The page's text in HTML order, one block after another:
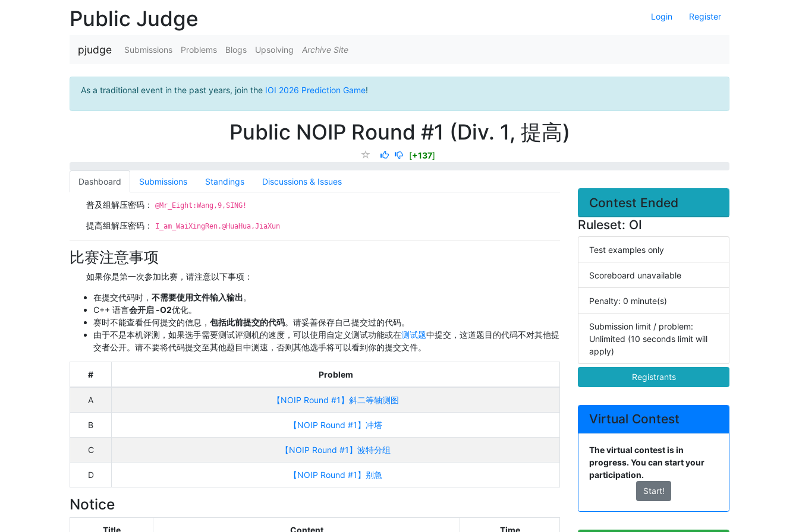
Login Register
Public Judge
pjudge Submissions Problems Blogs Upsolving Archive Site
As a traditional event in the past years, join the IOI 2026 Prediction Game!
Public NOIP Round #1 (Div. 1, 提高)
[+137]
Dashboard Submissions Standings Discussions & Issues
普及组解压密码： @Mr_Eight:Wang,9,SING!
提高组解压密码： I_am_WaiXingRen.@HuaHua,JiaXun
比赛注意事项
如果你是第一次参加比赛，请注意以下事项：
在提交代码时， 不需要使用文件输入输出。
C++ 语言会开启 -O2优化。
赛时不能查看任何提交的信息， 包括此前提交的代码。请妥善保存自己提交过的代码。
由于不是本机评测，如果选手需要测试评测机的速度，可以使用自定义测试功能或在测试题中提交，这道题目的代码不对其他提
交者公开。请不要将代码提交至其他题目中测速，否则其他选手将可以看到你的提交文件。
# Problem
A 【NOIP Round #1】斜二等轴测图
B 【NOIP Round #1】冲塔
C 【NOIP Round #1】波特分组
D 【NOIP Round #1】别急
Notice
Title Content Time
Contest Ended
Ruleset: OI
Test examples only
Scoreboard unavailable
Penalty: 0 minute(s)
Submission limit / problem:
Unlimited (10 seconds limit will
apply)
Registrants
Virtual Contest
The virtual contest is in
progress. You can start your
participation.
Start!